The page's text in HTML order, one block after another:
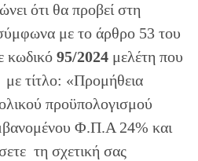
ότι θα προβεί στη
με το άρθρο 53 του
κωδικό 95/2024 μελέτη που
τίτλο: «Προμήθεια
προϋπολογισμού
Φ.Π.Α 24% και
τη σχετική σας